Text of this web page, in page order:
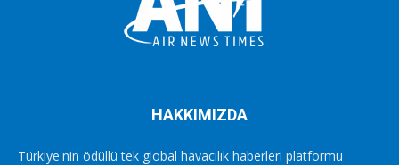
HAKKIMIZDA
Türkiye'nin ödüllü tek global havacılık haberleri platformu